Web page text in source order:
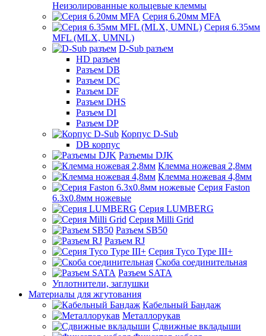
Неизолированные кольцевые клеммы
Серия 6.20мм MFA
Серия 6.35мм
MFL (MLX, UMNL)
D-Sub разъем
HD разъем
Разъем DB
Разъем DC
Разъем DF
Разъем DHS
Разъем DI
Разъем DP
Корпус D-Sub
DB корпус
Разъемы DJK
Клемма ножевая 2,8мм
Клемма ножевая 4,8мм
Серия Faston
6.3х0.8мм ножевые
Серия LUMBERG
Серия Milli Grid
Разъем SB50
Разъем RJ
Серия Tyco Type III+
Скоба соединительная
Разъем SATA
Уплотнители, заглушки
Материалы для жгутования
Кабельный Бандаж
Металлорукав
Сдвижные вкладыши